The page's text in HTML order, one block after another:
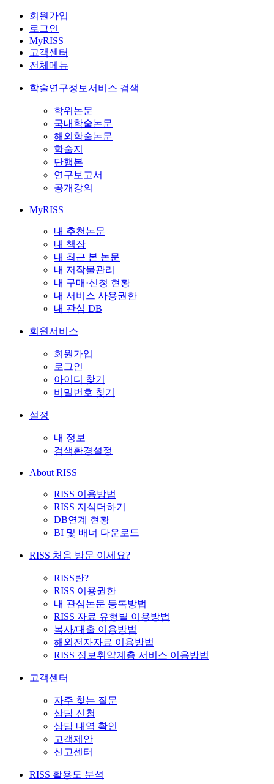
회원가입
로그인
MyRISS
고객센터
전체메뉴
학술연구정보서비스 검색
학위논문
국내학술논문
해외학술논문
학술지
단행본
연구보고서
공개강의
MyRISS
내 추천논문
내 책장
내 최근 본 논문
내 저작물관리
내 구매·신청 현황
내 서비스 사용권한
내 관심 DB
회원서비스
회원가입
로그인
아이디 찾기
비밀번호 찾기
설정
내 정보
검색환경설정
About RISS
RISS 이용방법
RISS 지식더하기
DB연계 현황
BI 및 배너 다운로드
RISS 처음 방문 이세요?
RISS란?
RISS 이용권한
내 관심논문 등록방법
RISS 자료 유형별 이용방법
복사/대출 이용방법
해외전자자료 이용방법
RISS 정보취약계층 서비스 이용방법
고객센터
자주 찾는 질문
상담 신청
상담 내역 확인
고객제안
신고센터
RISS 활용도 분석